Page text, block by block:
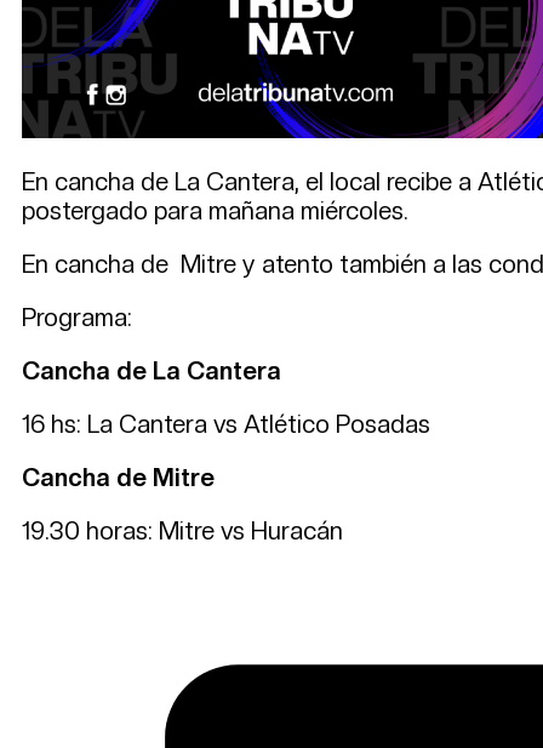
En cancha de La Cantera, el local recibe a
postergado para mañana miércoles.
En cancha de Mitre y atento también a las
Programa:
Cancha de La Cantera
16 hs: La Cantera vs Atlético Posadas
Cancha de Mitre
19.30 horas: Mitre vs Huracán